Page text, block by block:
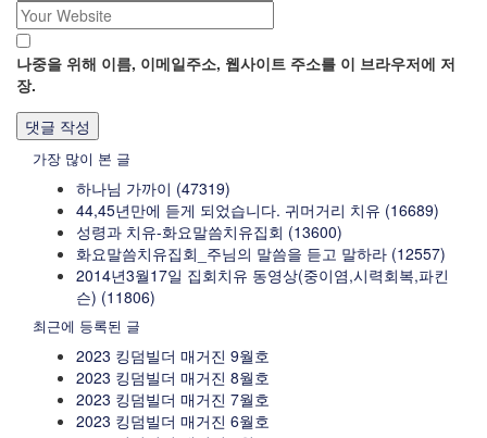
나중을 위해 이름, 이메일주소, 웹사이트 주소를 이 브라우저에 저
장.
가장 많이 본 글
하나님 가까이 (47319)
44,45년만에 듣게 되었습니다. 귀머거리 치유 (16689)
성령과 치유-화요말씀치유집회 (13600)
화요말씀치유집회_주님의 말씀을 듣고 말하라 (12557)
2014년3월17일 집회치유 동영상(중이염,시력회복,파킨
슨) (11806)
최근에 등록된 글
2023 킹덤빌더 매거진 9월호
2023 킹덤빌더 매거진 8월호
2023 킹덤빌더 매거진 7월호
2023 킹덤빌더 매거진 6월호